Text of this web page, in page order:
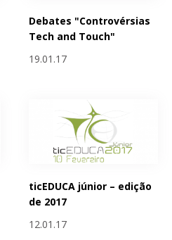
Debates "Controvérsias
Tech and Touch"
19.01.17
ticEDUCA júnior – edição
de 2017
12.01.17